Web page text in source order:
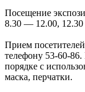
Посещение
8.30 — 12.00,
Прием
телефону 53-60-
порядке с
маска, перчатки.